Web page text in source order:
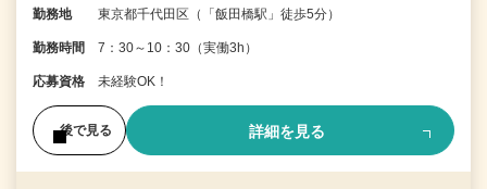
勤務地 東京都千代田区（「飯田橋駅」徒歩5分）
勤務時間 7：30～10：30（実働3h）
応募資格 未経験OK！
後で見る 詳細を見る